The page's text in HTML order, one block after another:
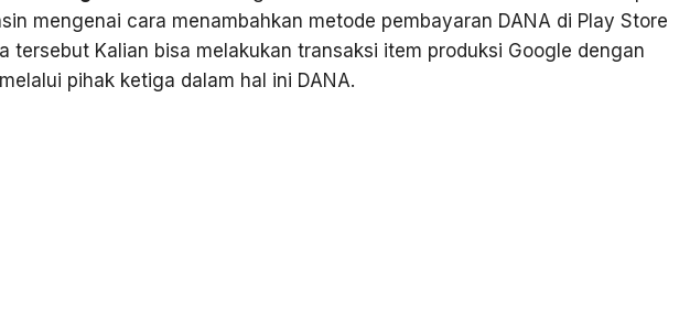
mengenai cara menambahkan metode pembayaran DANA di Play Store
tersebut Kalian bisa melakukan transaksi item produksi Google dengan
pihak ketiga dalam hal ini DANA.